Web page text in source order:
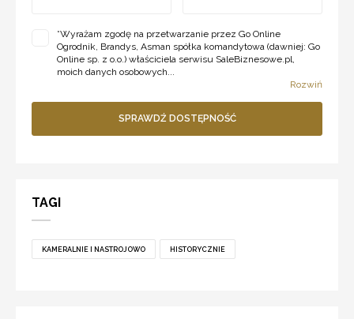
*Wyrażam zgodę na przetwarzanie przez Go Online
Ogrodnik, Brandys, Asman spółka komandytowa (dawniej: Go
Online sp. z o.o.) właściciela serwisu SaleBiznesowe.pl,
moich danych osobowych...
Rozwiń
SPRAWDŹ DOSTĘPNOŚĆ
TAGI
KAMERALNIE I NASTROJOWO HISTORYCZNIE